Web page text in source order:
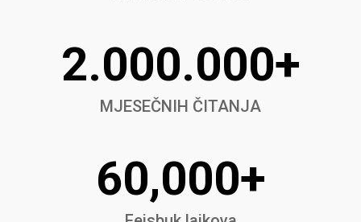
2.000.000+
MJESEČNIH ČITANJA
60,000+